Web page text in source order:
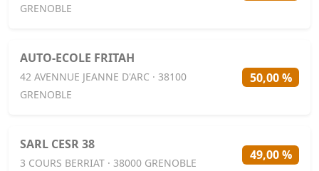
GRENOBLE
AUTO-ECOLE FRITAH
42 AVENNUE JEANNE D'ARC · 38100
GRENOBLE
50,00 %
SARL CESR 38
3 COURS BERRIAT · 38000 GRENOBLE
49,00 %